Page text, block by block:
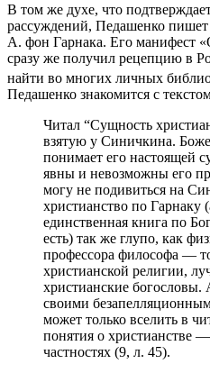
В том же духе, что
рассуждений, Педашенко пишет
А. фон Гарнака. Его манифест
сразу же получил рецепцию в
найти во многих личных
Педашенко знакомится с
Читал “Сущность
взятую у Синичкина.
понимает его настоящей
явны и невозможны его
могу не подивиться на
христианство по Гарнаку
единственная книга по
есть) так же глупо, как
профессора философа —
христианской религии,
христианские богословы.
своими
может только вселить в
понятия о христианстве
частностях (9, л. 45).